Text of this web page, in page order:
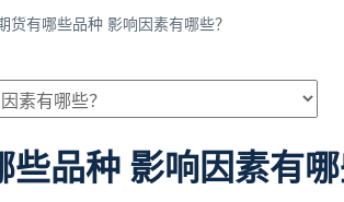
货有哪些品种 影响因素有哪些？
些品种 影响因素有